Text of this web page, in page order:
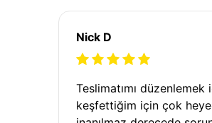
Nick D
Teslimatımı
keşfettiğim için çok